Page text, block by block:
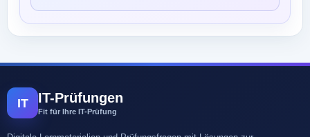
IT IT-Prüfungen
Fit für Ihre IT-Prüfung